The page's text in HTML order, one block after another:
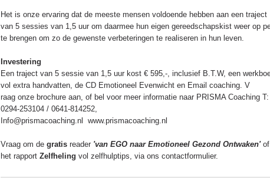
Het is onze ervaring dat de meeste mensen voldoende hebben aan een traject
van 5 sessies van 1,5 uur om daarmee hun eigen gereedschapskist weer op
te brengen om zo de gewenste verbeteringen te realiseren in hun leven.
Investering
Een traject van 5 sessie van 1,5 uur kost € 595,-, inclusief B.T.W, een
vol extra handvatten, de CD Emotioneel Evenwicht en Email coaching. V
raag onze brochure aan, of bel voor meer informatie naar PRISMA Coaching T:
0294-253104 / 0641-814252,
Info@prismacoaching.nl www.prismacoaching.nl
Vraag om de gratis reader 'van EGO naar Emotioneel Gezond Ontwaken'of
het rapport Zelfheling vol zelfhulptips, via ons contactformulier.